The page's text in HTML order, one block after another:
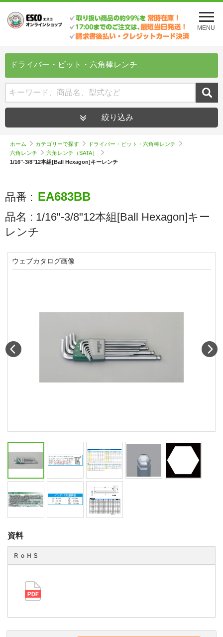
メ
ニ
ュ
を
MENU
ドライバー・ビット・六角棒レンチ
絞り込み
ホーム カテゴリーで探す
ドライバー・ビット・六角棒レンチ
六角レンチ
六角レンチ（SATA）
1/16"-3/8"12本組[Ball Hexagon]キーレンチ
品番 : EA683BB
品名 : 1/16"-3/8"12本組[Ball Hexagon]キー
レンチ
ウェブカタログ画像
資料
ＲｏＨＳ